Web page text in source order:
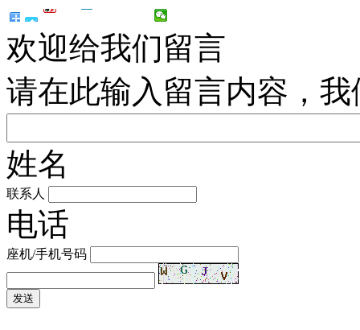
欢迎给我们留言
请在此输入留言内容，
姓名
联系人
电话
座机/手机号码